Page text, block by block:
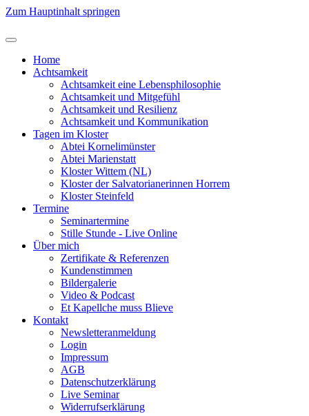
Zum Hauptinhalt springen
Home
Achtsamkeit
Achtsamkeit eine Lebensphilosophie
Achtsamkeit und Mitgefühl
Achtsamkeit und Resilienz
Achtsamkeit und Kommunikation
Tagen im Kloster
Abtei Kornelimünster
Abtei Marienstatt
Kloster Wittem (NL)
Kloster der Salvatorianerinnen Horrem
Kloster Steinfeld
Termine
Seminartermine
Stille Stunde - Live Online
Über mich
Zertifikate & Referenzen
Kundenstimmen
Bildergalerie
Video & Podcast
Et Kapellche muss Blieve
Kontakt
Newsletteranmeldung
Login
Impressum
AGB
Datenschutzerklärung
Live Seminar
Widerrufserklärung